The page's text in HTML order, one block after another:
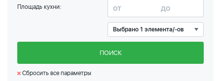
Площадь кухни:
Выбрано 1 элемента/-ов
ПОИСК
Сбросить все параметры